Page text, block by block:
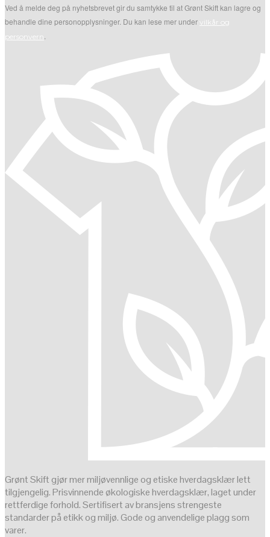
Ved å melde deg på nyhetsbrevet gir du samtykke til at Grønt Skift kan lagre og
behandle dine personopplysninger. Du kan lese mer under vilkår og
personvern
Grønt Skift gjør mer miljøvennlige og etiske hverdagsklær lett
tilgjengelig. Prisvinnende økologiske hverdagsklær, laget under
rettferdige forhold. Sertifisert av bransjens strengeste
standarder på etikk og miljø. Gode og anvendelige plagg som
varer.